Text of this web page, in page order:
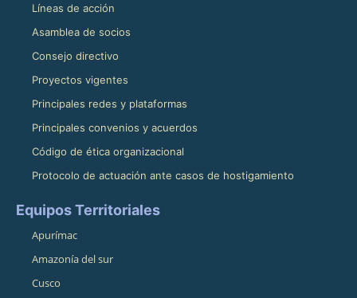
Líneas de acción
Asamblea de socios
Consejo directivo
Proyectos vigentes
Principales redes y plataformas
Principales convenios y acuerdos
Código de ética organizacional
Protocolo de actuación ante casos de hostigamiento
Equipos Territoriales
Apurímac
Amazonía del sur
Cusco